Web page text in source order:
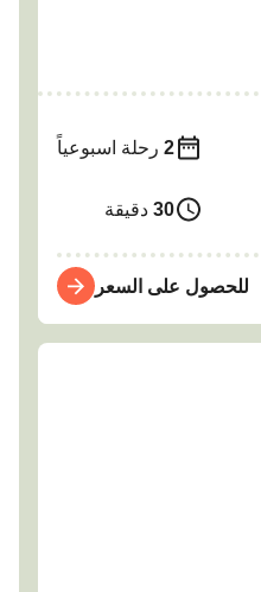
2رحلة اسبوعياً
30دقيقة
للحصول على السعر